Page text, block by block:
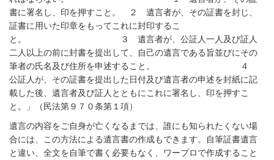
書に署名し、印を押すこと。 ２ 遺言者が、その証書を封じ、
証書に用いた印章をもってこれに封印するこ
と。 ３ 遺言者が、公証人一人及び証人
二人以上の前に封書を提出して、自己の遺言である旨並びにその
筆者の氏名及び住所を申述すること。 ４
公証人が、その証書を提出した日付及び遺言者の申述を封紙に記
載した後、遺言者及び証人とともにこれに署名し、印を押すこ
と。」（民法第９７０条第１項）
遺言の内容をご自身が亡くなるまでは、誰にも知られたくない場
合には、この方法による遺言書の作成もできます。自筆証書遺言
と違い、全文を自筆で書く必要もなく、ワープロで作成すること